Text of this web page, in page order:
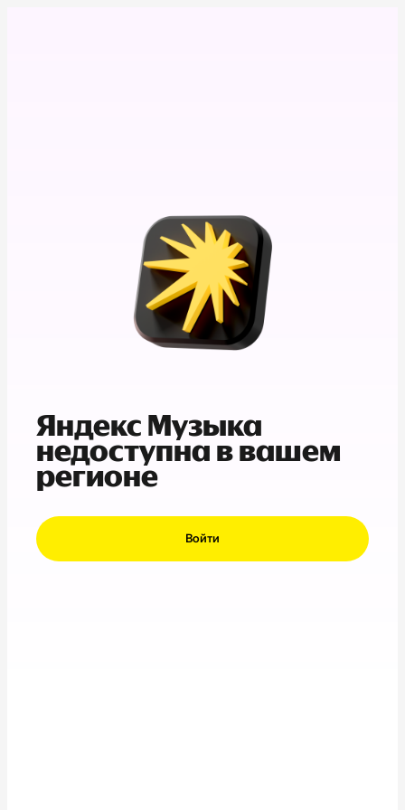
Яндекс Музыка
недоступна в вашем
регионе
Войти